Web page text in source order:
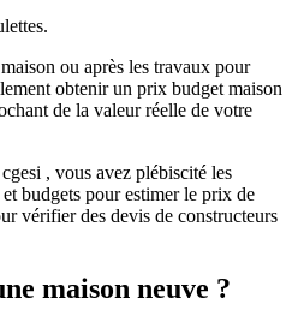
ou après les travaux pour
obtenir un prix budget maison
de la valeur réelle de votre
, vous avez plébiscité les
budgets pour estimer le prix de
vérifier des devis de constructeurs
maison neuve ?